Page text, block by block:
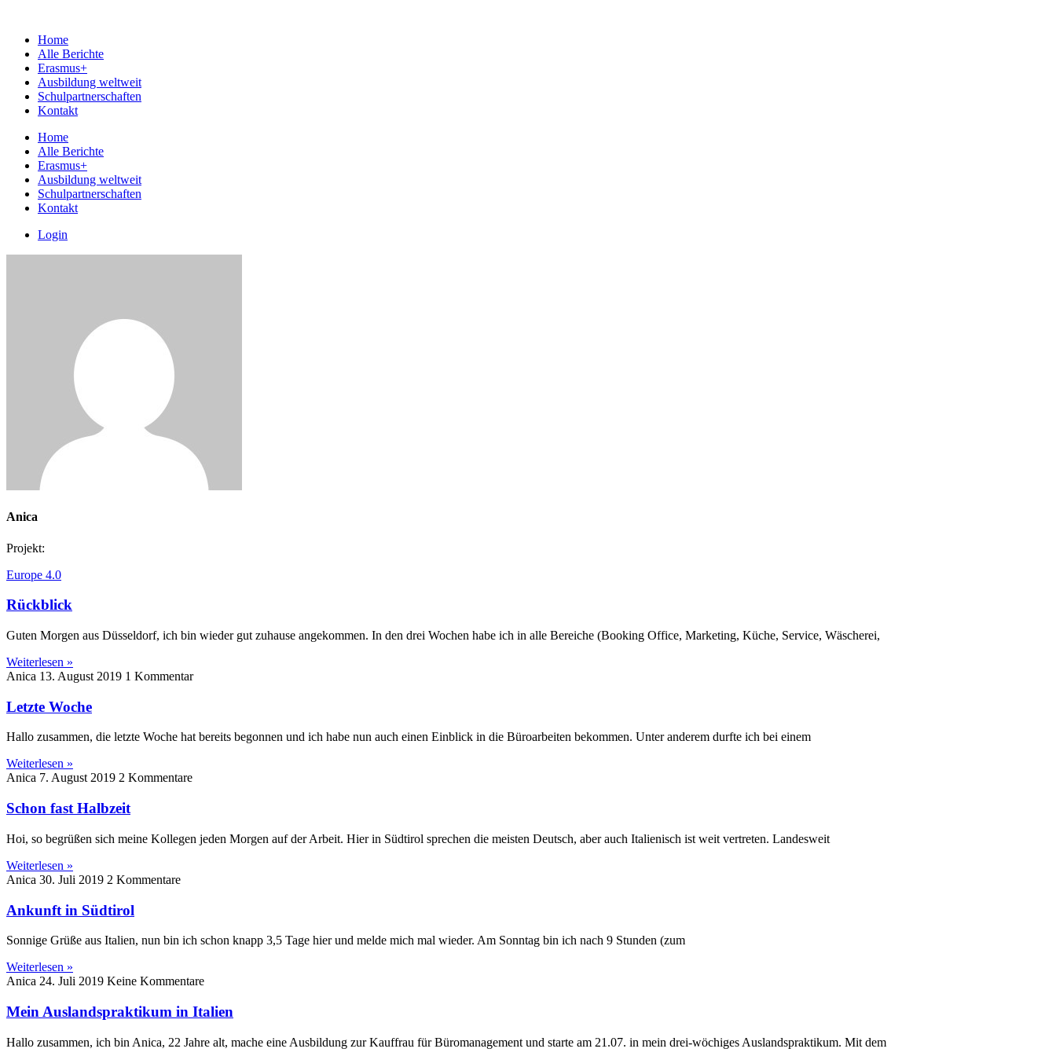
Home
Alle Berichte
Erasmus+
Ausbildung weltweit
Schulpartnerschaften
Kontakt
Home
Alle Berichte
Erasmus+
Ausbildung weltweit
Schulpartnerschaften
Kontakt
Login
Anica
Projekt:
Europe 4.0
Rückblick
Guten Morgen aus Düsseldorf, ich bin wieder gut zuhause angekommen. In den drei Wochen habe ich in alle Bereiche (Booking Office, Marketing, Küche, Service, Wäscherei,
Weiterlesen »
Anica 13. August 2019 1 Kommentar
Letzte Woche
Hallo zusammen, die letzte Woche hat bereits begonnen und ich habe nun auch einen Einblick in die Büroarbeiten bekommen. Unter anderem durfte ich bei einem
Weiterlesen »
Anica 7. August 2019 2 Kommentare
Schon fast Halbzeit
Hoi, so begrüßen sich meine Kollegen jeden Morgen auf der Arbeit. Hier in Südtirol sprechen die meisten Deutsch, aber auch Italienisch ist weit vertreten. Landesweit
Weiterlesen »
Anica 30. Juli 2019 2 Kommentare
Ankunft in Südtirol
Sonnige Grüße aus Italien, nun bin ich schon knapp 3,5 Tage hier und melde mich mal wieder. Am Sonntag bin ich nach 9 Stunden (zum
Weiterlesen »
Anica 24. Juli 2019 Keine Kommentare
Mein Auslandspraktikum in Italien
Hallo zusammen, ich bin Anica, 22 Jahre alt, mache eine Ausbildung zur Kauffrau für Büromanagement und starte am 21.07. in mein drei-wöchiges Auslandspraktikum. Mit dem